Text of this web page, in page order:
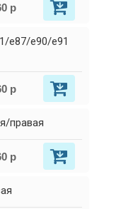
р
e87/e90/e91
р
правая
р